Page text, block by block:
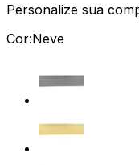
Personalize sua
Cor:Neve